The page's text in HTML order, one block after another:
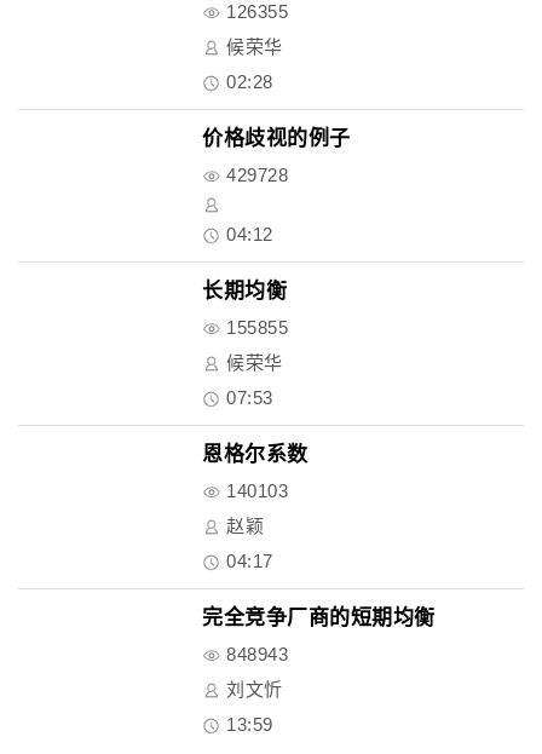
126355
候荣华
02:28
价格歧视的例子
429728
04:12
长期均衡
155855
候荣华
07:53
恩格尔系数
140103
赵颖
04:17
完全竞争厂商的短期均衡
848943
刘文忻
13:59